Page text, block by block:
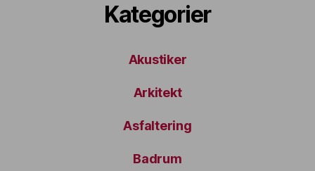
Kategorier
Akustiker
Arkitekt
Asfaltering
Badrum